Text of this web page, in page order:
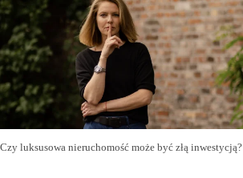
Czy luksusowa nieruchomość może być złą inwestycją?